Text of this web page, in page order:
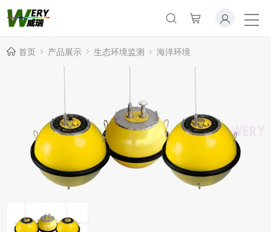
首页 产品展示 生态环境监测 海洋环境